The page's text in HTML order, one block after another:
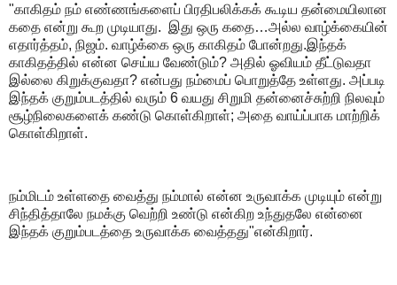
"காகிதம் நம் எண்ணங்களைப் பிரதிபலிக்கக் கூடிய தன்மையிலான
கதை என்று கூற முடியாது. இது ஒரு கதை…அல்ல வாழ்க்கையின்
எதார்த்தம், நிஜம். வாழ்க்கை ஒரு காகிதம் போன்றது.இந்தக்
காகிதத்தில் என்ன செய்ய வேண்டும்? அதில் ஓவியம் தீட்டுவதா
இல்லை கிறுக்குவதா? என்பது நம்மைப் பொறுத்தே உள்ளது. அப்படி
இந்தக் குறும்படத்தில் வரும் 6 வயது சிறுமி தன்னைச்சுற்றி நிலவும்
சூழ்நிலைகளைக் கண்டு கொள்கிறாள்; அதை வாய்ப்பாக மாற்றிக்
கொள்கிறாள்.
நம்மிடம் உள்ளதை வைத்து நம்மால் என்ன உருவாக்க முடியும் என்று
சிந்தித்தாலே நமக்கு வெற்றி உண்டு என்கிற உந்துதலே என்னை
இந்தக் குறும்படத்தை உருவாக்க வைத்தது"என்கிறார்.